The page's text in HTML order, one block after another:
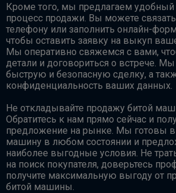
Кроме того, мы предлагаем удобный
процесс продажи. Вы можете
телефону или заполнить онлайн-
чтобы оставить заявку на выкуп
Мы оперативно свяжемся с вами,
детали и договориться о встрече.
быструю и безопасную сделку, а
конфиденциальность ваших данных.
Не откладывайте продажу битой
Обратитесь к нам прямо сейчас и
предложение на рынке. Мы готовы
машину в любом состоянии и
наиболее выгодные условия. Не
на поиск покупателя, доверьтесь
получите максимальную выгоду от
битой машины.